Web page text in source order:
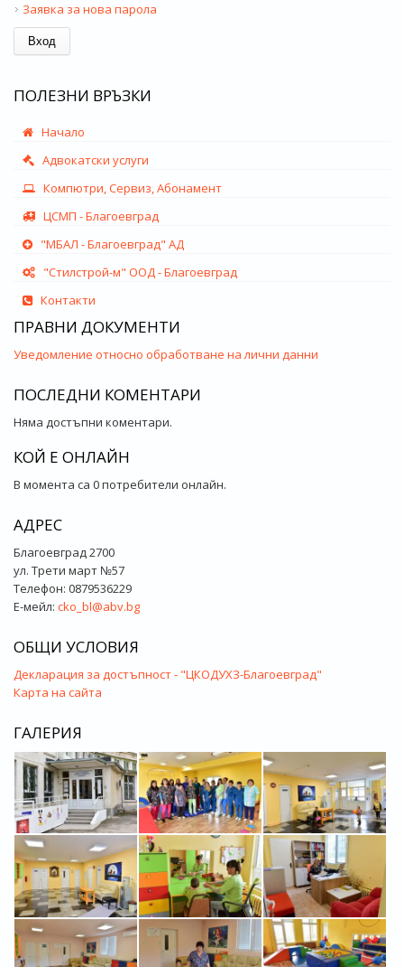
Заявка за нова парола
ПОЛЕЗНИ ВРЪЗКИ
Начало
Адвокатски услуги
Компютри, Сервиз, Абонамент
ЦСМП - Благоевград
"МБАЛ - Благоевград" АД
"Стилстрой-м" ООД - Благоевград
Контакти
ПРАВНИ ДОКУМЕНТИ
Уведомление относно обработване на лични данни
ПОСЛЕДНИ КОМЕНТАРИ
Няма достъпни коментари.
КОЙ Е ОНЛАЙН
В момента са 0 потребители онлайн.
АДРЕС
Благоевград 2700
ул. Трети март №57
Телефон: 0879536229
Е-мейл: cko_bl@abv.bg
ОБЩИ УСЛОВИЯ
Декларация за достъпност - "ЦКОДУХЗ-Благоевград"
Карта на сайта
ГАЛЕРИЯ